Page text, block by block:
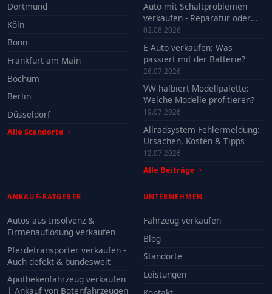
Dortmund
Köln
Bonn
Frankfurt am Main
Bochum
Berlin
Düsseldorf
Alle Standorte
Auto mit Schaltproblemen
verkaufen - Reparatur oder
Verkauf?
02.08.2026
E-Auto verkaufen: Was
passiert mit der Batterie?
26.07.2026
VW halbiert Modellpalette:
Welche Modelle profitieren?
19.07.2026
Allradsystem Fehlermeldung:
Ursachen, Kosten & Tipps
12.07.2026
Alle Beiträge
ANKAUF-RATGEBER
Autos aus Insolvenz &
Firmenauflösung verkaufen
Pferdetransporter verkaufen -
Auch defekt & bundesweit
Apothekenfahrzeug verkaufen
| Ankauf von Botenfahrzeugen
UNTERNEHMEN
Fahrzeug verkaufen
Blog
Standorte
Leistungen